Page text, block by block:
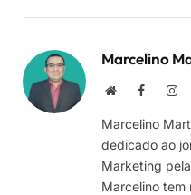
Marcelino
Site Facebook
Marcelino
dedicado ao
Marketing
Marcelino tem